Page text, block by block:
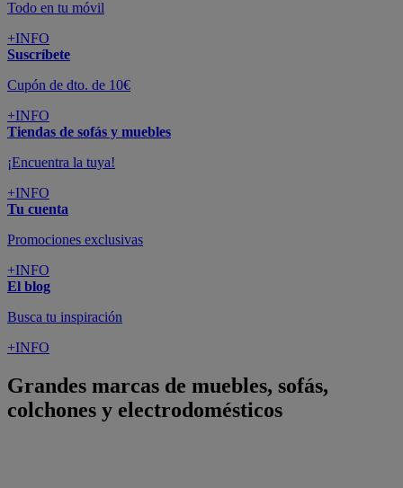
Todo en tu móvil
+INFO
Suscríbete
Cupón de dto. de 10€
+INFO
Tiendas de sofás y muebles
¡Encuentra la tuya!
+INFO
Tu cuenta
Promociones exclusivas
+INFO
El blog
Busca tu inspiración
+INFO
Grandes marcas de muebles, sofás,
colchones y electrodomésticos